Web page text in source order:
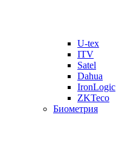
U-tex
ITV
Satel
Dahua
IronLogic
ZKTeco
Биометрия